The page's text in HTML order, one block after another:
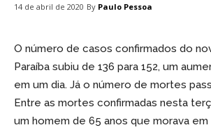
14 de abril de 2020 By Paulo Pessoa
O número de casos confirmados do
Paraíba subiu de 136 para 152, um
em um dia. Já o número de mortes
Entre as mortes confirmadas nesta
um homem de 65 anos que morava em